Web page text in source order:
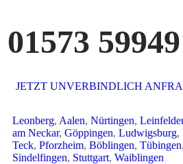
01573
JETZT UNVERBINDLICH
Leonberg, Aalen, Nürtingen,
am Neckar, Göppingen, Ludwigsburg,
Teck, Pforzheim, Böblingen, Tübingen,
Sindelfingen, Stuttgart, Waiblingen